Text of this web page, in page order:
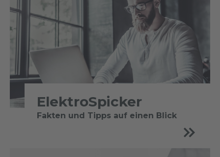
ElektroSpicker
Fakten und Tipps auf einen Blick